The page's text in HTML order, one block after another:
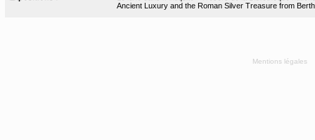
Ancient Luxury and the Roman Silver Treasure from
Mentions légales